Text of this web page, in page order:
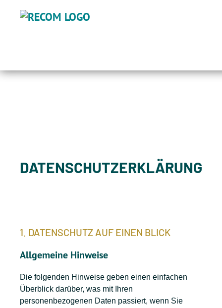
DATENSCHUTZERKLÄRUNG
1. DATENSCHUTZ AUF EINEN BLICK
Allgemeine Hinweise
Die folgenden Hinweise geben einen einfachen
Überblick darüber, was mit Ihren
personenbezogenen Daten passiert, wenn Sie